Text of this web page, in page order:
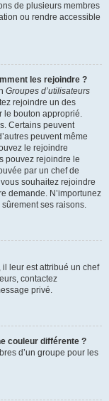
de plusieurs membres
ou rendre accessible
les rejoindre ?
Groupes d’utilisateurs
rejoindre un des
le bouton approprié.
Certains peuvent
peuvent même
le rejoindre
pouvez rejoindre le
par un chef de
souhaitez rejoindre
demande. N’importunez
ses raisons.
il leur est attribué un chef
contactez
privé.
couleur différente ?
d’un groupe pour les